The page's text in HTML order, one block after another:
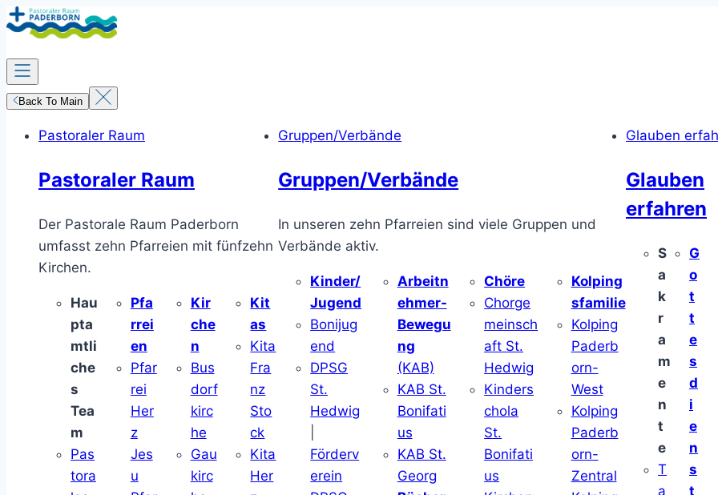
Zum
Inhalt
springen
Back To Main
Pastoraler Raum
Pastoraler Raum
Der Pastorale Raum Paderborn
umfasst zehn Pfarreien mit fünfzehn
Kirchen.
Hau
pta
mtli
che
s
Tea
m
Pas
tora
Pfa
rrei
en
Pfar
rei
Her
z
Jes
u
Kir
che
n
Bus
dorf
kirc
he
Gau
kirc
Kit
as
Kita
Fra
nz
Sto
ck
Kita
Her
Gruppen/Verbände
Gruppen/Verbände
In unseren zehn Pfarreien sind viele Gruppen und
Verbände aktiv.
Kinder/
Jugend
Bonijug
end
DPSG
St.
Hedwig
Förderv
erein
Arbeitn
ehmer-
Bewegu
ng
(KAB)
KAB St.
Bonifati
us
KAB St.
Georg
Chöre
Chorge
meinsch
aft St.
Hedwig
Kinders
chola
St.
Bonifati
us
Kolping
sfamilie
Kolping
Paderb
orn-
West
Kolping
Paderb
orn-
Zentral
Glauben
Glauben
erfahren
S
a
k
r
a
m
e
n
t
e
T
a
G
o
t
t
e
s
d
i
e
n
s
t